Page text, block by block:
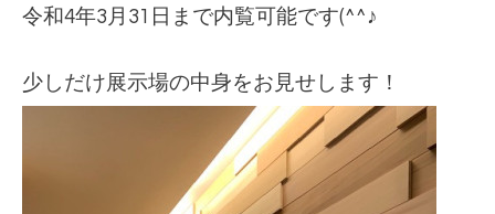
令和4年3月31日まで内覧可能です(^^♪
少しだけ展示場の中身をお見せします！